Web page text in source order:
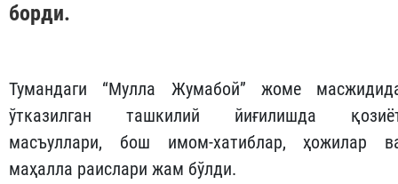
борди.
Тумандаги “Мулла Жумабой” жоме
ўтказилган ташкилий йиғилишда
масъуллари, бош имом-хатиблар, ҳожилар
маҳалла раислари жам бўлди.